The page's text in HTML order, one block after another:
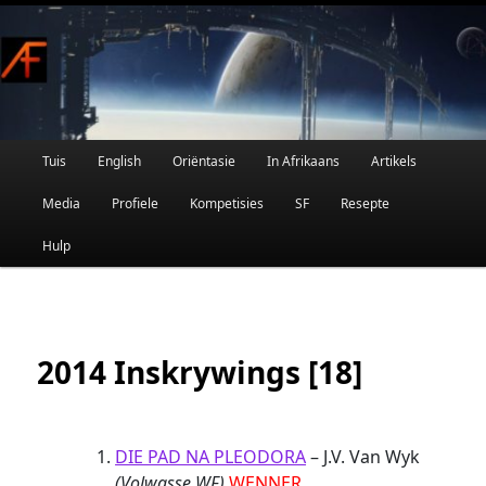
Skip
to
primary
content
Afrikaanse Wetenskapfiksie en Fantasie
Main
Tuis English Oriëntasie In Afrikaans Artikels
Media Profiele Kompetisies SF Resepte
Hulp
2014 Inskrywings [18]
DIE PAD NA PLEODORA– J.V. Van Wyk